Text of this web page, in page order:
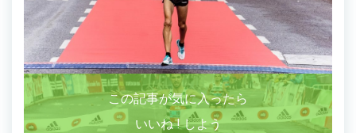
この記事が気に入ったら
いいね ! しよう